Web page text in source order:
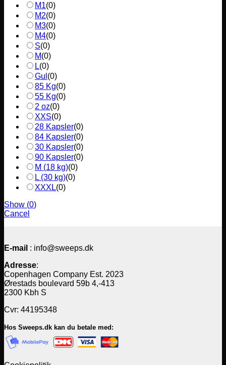
M1(0)
M2(0)
M3(0)
M4(0)
S(0)
M(0)
L(0)
Gul (0)
85 Kg(0)
55 Kg(0)
2 oz(0)
XXS(0)
28 Kapsler(0)
84 Kapsler(0)
30 Kapsler(0)
90 Kapsler(0)
M (18 kg)(0)
L (30 kg)(0)
XXXL(0)
Show (0)
Cancel
E-mail : info@sweeps.dk
Adresse:
Copenhagen Company Est. 2023
Ørestads boulevard 59b 4,-413
2300 Kbh S
Cvr: 44195348
Hos Sweeps.dk kan du betale med: